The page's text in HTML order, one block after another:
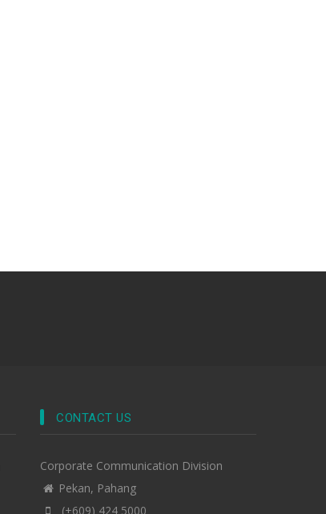
CONTACT US
Corporate Communication Division
Pekan, Pahang
(+609) 424 5000